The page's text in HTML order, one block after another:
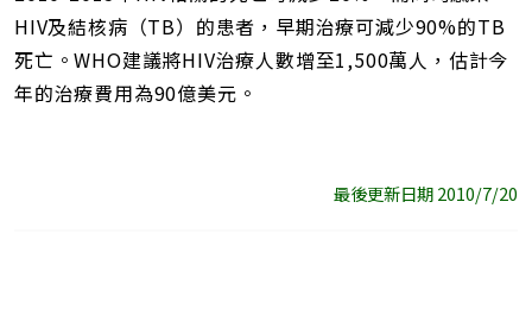
HIV及結核病（TB）的患者，早期治療可減少90%的TB
死亡。WHO建議將HIV治療人數增至1,500萬人，估計今
年的治療費用為90億美元。
最後更新日期 2010/7/20